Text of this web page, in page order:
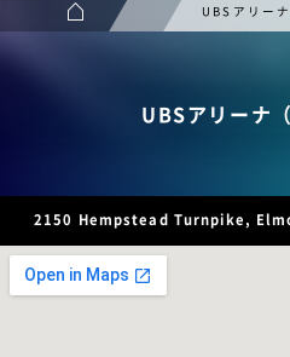
UBSアリー
UBSアリーナ
2150 Hempstead Turnpike,